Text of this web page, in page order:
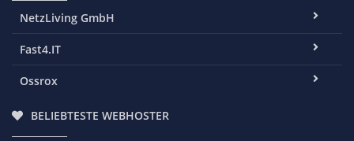
NetzLiving GmbH
Fast4.IT
Ossrox
BELIEBTESTE WEBHOSTER